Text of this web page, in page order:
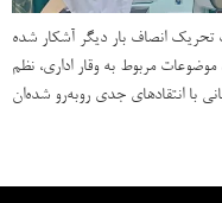
انصاف بار دیگر آشکار شده
مربوط به وقار اداری، نظم
با انتقادهای جدی روبه‌رو شده‌ان